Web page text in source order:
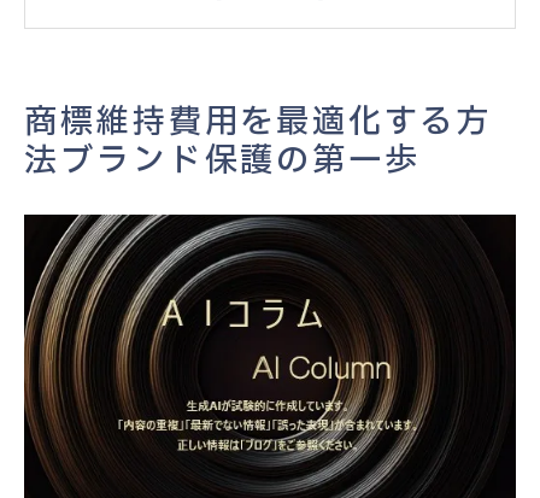
商標維持費用の見直しと最適化のポイント
商標の価値を守る維持費用管理の重要性
商標価値を最大化するための管理方法
持続可能な商標維持のための戦略
商標維持費用と企業価値の相関関係
企業のブランド戦略と商標管理の連携
商標の価値を守るための費用管理手法
商標維持費用を管理する上での課題と対策
商標維持費用を効率化するための戦略とポイン
商標維持費用を最適化する方
法ブランド保護の第一歩